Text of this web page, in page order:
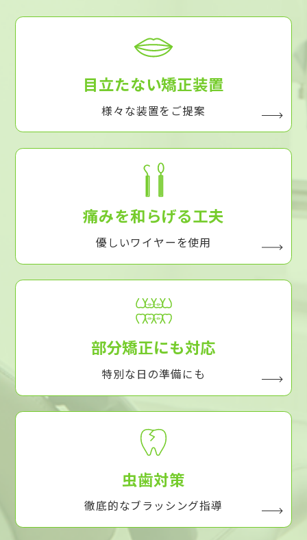
目立たない矯正装置
様々な装置をご提案
痛みを和らげる工夫
優しいワイヤーを使用
部分矯正にも対応
特別な日の準備にも
虫歯対策
徹底的なブラッシング指導